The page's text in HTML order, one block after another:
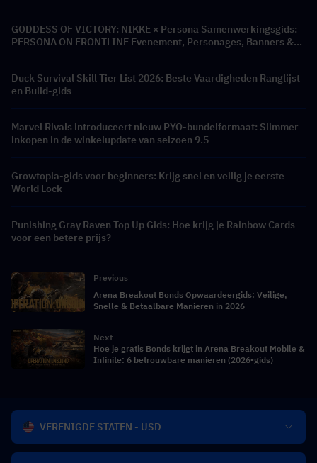
GODDESS OF VICTORY: NIKKE × Persona Samenwerkingsgids:
PERSONA ON FRONTLINE Evenement, Personages, Banners &
Duck Survival Skill Tier List 2026: Beste Vaardigheden Ranglijst
en Build-gids
Marvel Rivals introduceert nieuw PYO-bundelformaat: Slimmer
inkopen in de winkelupdate van seizoen 9.5
Growtopia-gids voor beginners: Krijg snel en veilig je eerste
World Lock
Punishing Gray Raven Top Up Gids: Hoe krijg je Rainbow Cards
voor een betere prijs?
Previous
Arena Breakout Bonds Opwaardeergids: Veilige,
Snelle & Betaalbare Manieren in 2026
Next
Hoe je gratis Bonds krijgt in Arena Breakout Mobile &
Infinite: 6 betrouwbare manieren (2026-gids)
VERENIGDE STATEN - USD